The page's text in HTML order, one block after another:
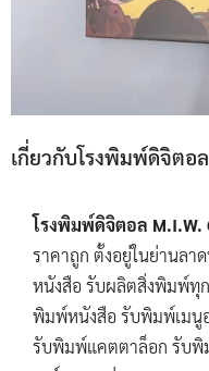
เกี่ยวกับโรงพิมพ์ดิจิตอ
โรงพิมพ์ดิจิตอล M.I.W.
ราคาถูก ตั้งอยู่ในย่านลา
หนังสือ รับผลิตสิ่งพิมพ์ทุ
พิมพ์หนังสือ รับพิมพ์เม
รับพิมพ์แคตตาล็อก รับพิ